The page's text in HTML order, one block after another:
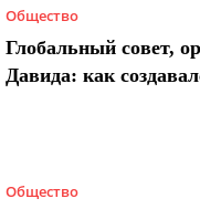
Общество
Глобальный совет,
Давида: как
Общество